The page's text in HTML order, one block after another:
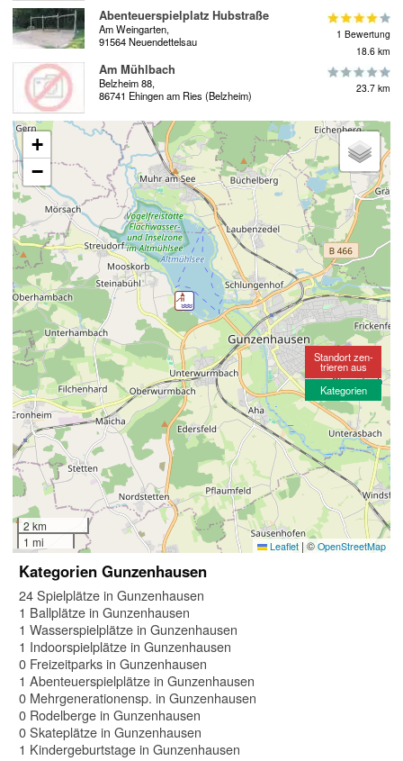
Abenteuerspielplatz Hubstraße
Am Weingarten,
91564 Neuendettelsau
1 Bewertung
18.6 km
Am Mühlbach
Belzheim 88,
86741 Ehingen am Ries (Belzheim)
23.7 km
+
−
2 km
1 mi
Leaflet | © OpenStreetMap
Standort zen-
trieren aus
Kategorien
Kategorien Gunzenhausen
24 Spielplätze in Gunzenhausen
1 Ballplätze in Gunzenhausen
1 Wasserspielplätze in Gunzenhausen
1 Indoorspielplätze in Gunzenhausen
0 Freizeitparks in Gunzenhausen
1 Abenteuerspielplätze in Gunzenhausen
0 Mehrgenerationensp. in Gunzenhausen
0 Rodelberge in Gunzenhausen
0 Skateplätze in Gunzenhausen
1 Kindergeburtstage in Gunzenhausen